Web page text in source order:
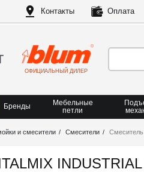
Контакты Оплата
ОФИЦИАЛЬНЫЙ ДИЛЕР
Бренды
Мебельные
петли
и смесители Смесители Смеситель